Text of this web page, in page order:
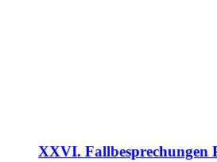
XXVI. Fallbesprechungen